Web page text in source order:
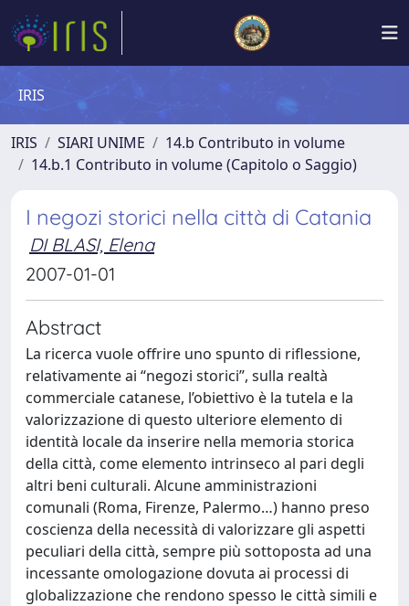
IRIS
IRIS SIARI UNIME
14.b Contributo in volume
14.b.1 Contributo in volume (Capitolo o Saggio)
I negozi storici nella città di Catania
DI BLASI, Elena
2007-01-01
Abstract
La ricerca vuole offrire uno spunto di riflessione,
relativamente ai “negozi storici”, sulla realtà
commerciale catanese, l’obiettivo è la tutela e la
valorizzazione di questo ulteriore elemento di
identità locale da inserire nella memoria storica
della città, come elemento intrinseco al pari degli
altri beni culturali. Alcune amministrazioni
comunali (Roma, Firenze, Palermo…) hanno preso
coscienza della necessità di valorizzare gli aspetti
peculiari della città, sempre più sottoposta ad una
incessante omologazione dovuta ai processi di
globalizzazione che rendono spesso le città simili e